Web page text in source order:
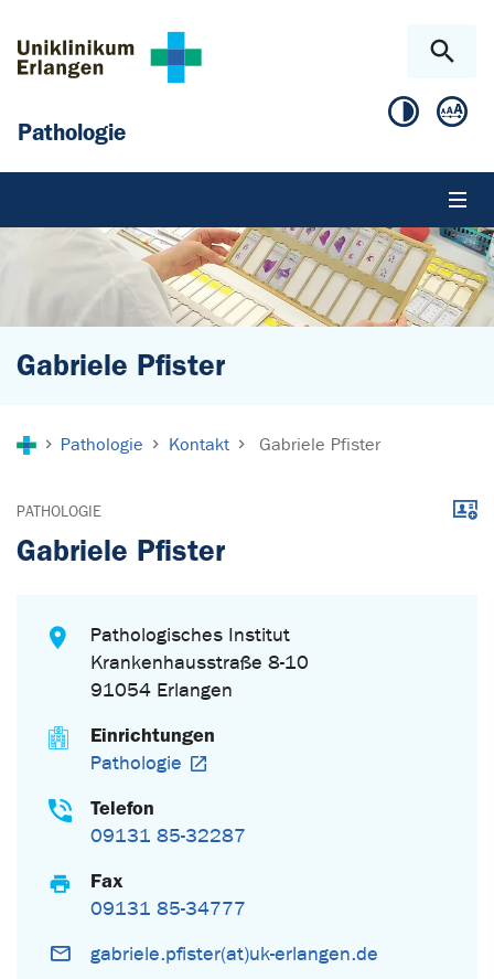
Pathologie
Gabriele Pfister
Pathologie Kontakt Gabriele Pfister
PATHOLOGIE
Gabriele Pfister
Pathologisches Institut
Krankenhausstraße 8-10
91054 Erlangen
Einrichtungen
Pathologie
Telefon
09131 85-32287
Fax
09131 85-34777
gabriele.pfister(at)uk-erlangen.de